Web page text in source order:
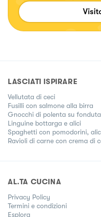
Zia Felice ❤️
LASCIATI ISPIRARE
Vellutata di ceci
Fusilli con salmone alla birra
Gnocchi di polenta su
Linguine bottarga e alici
Spaghetti con pomodorini,
Ravioli di carne con crema di
AL.TA CUCINA
Privacy Policy
Termini e condizioni
Esplora